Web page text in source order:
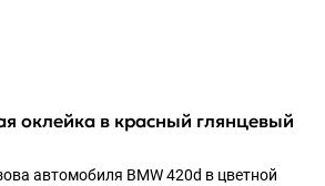
оклейка в красный глянцевый
автомобиля BMW 420d в цветной